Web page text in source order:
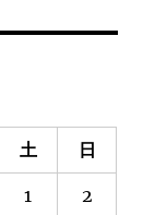
土 日
1 2